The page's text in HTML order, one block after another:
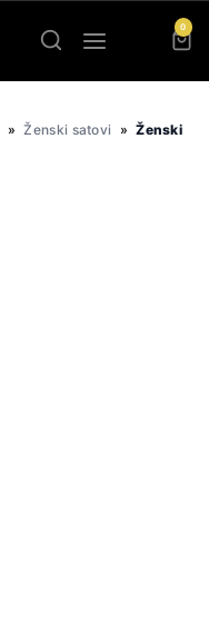
0
» Ženski satovi » Ženski